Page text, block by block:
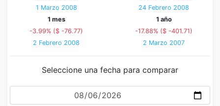
1 Marzo 2008
24 Febrero 2008
1 mes
-3.99% ($ -76.77)
2 Febrero 2008
1 año
-17.88% ($ -401.71)
2 Marzo 2007
Seleccione una fecha para comparar
Fecha